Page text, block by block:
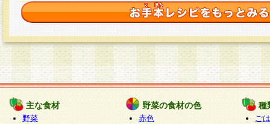
主な食材
野菜
野菜の食材の色
赤色
種
ご